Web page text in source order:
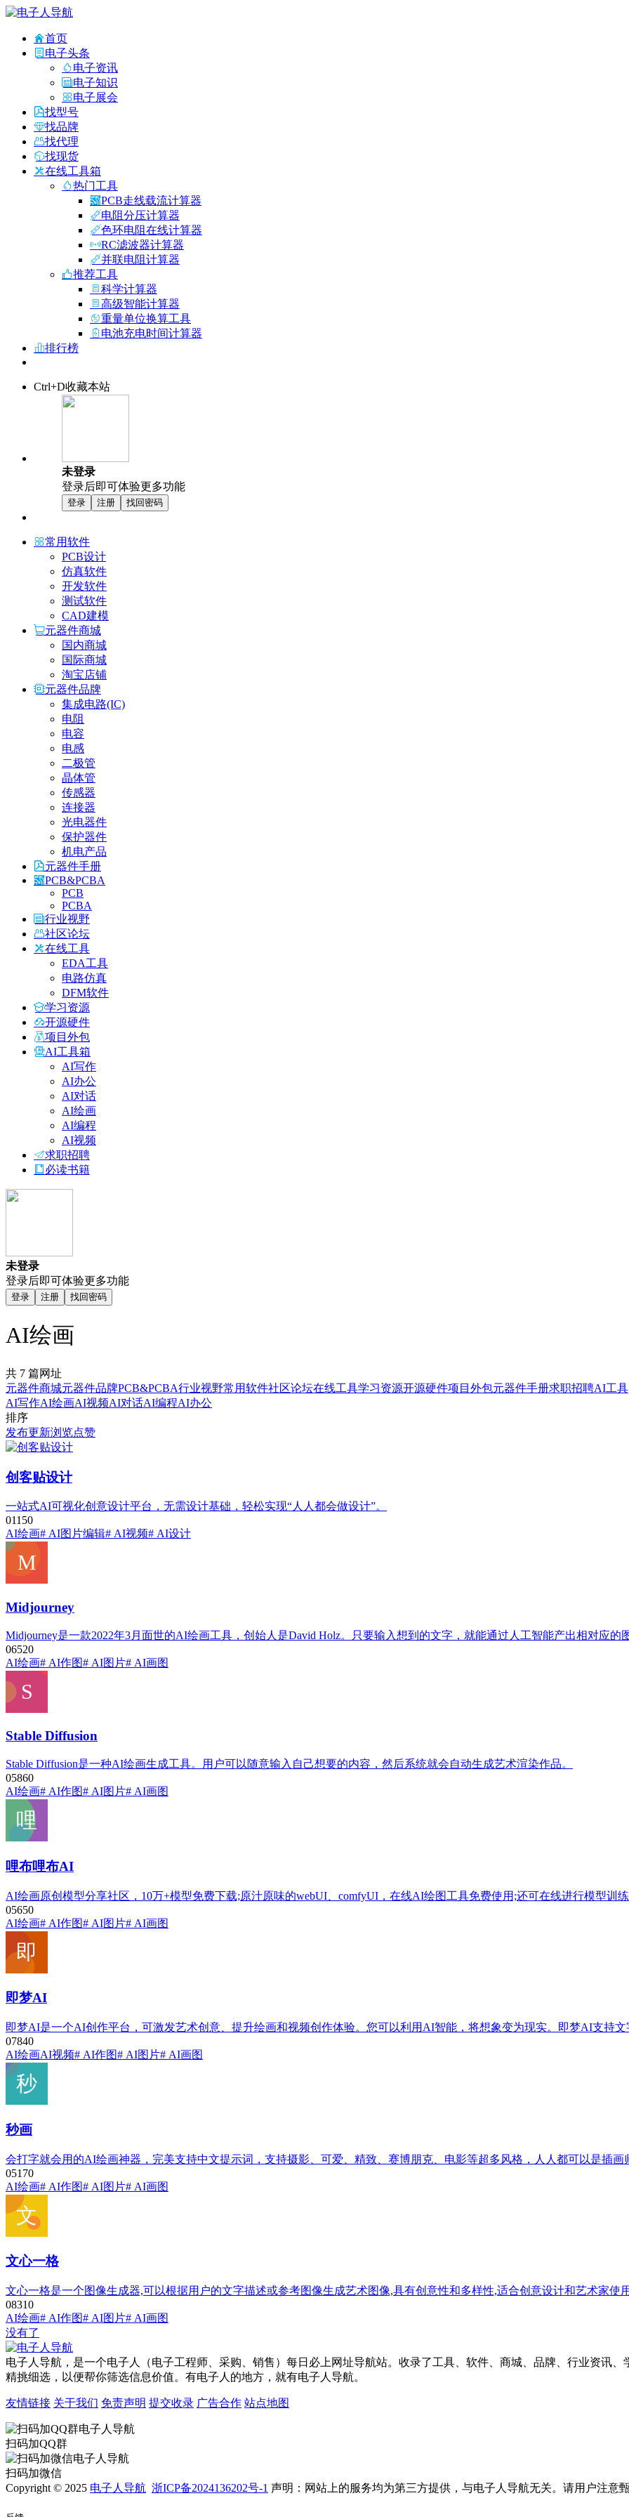
首页
电子头条
电子资讯
电子知识
电子展会
找型号
找品牌
找代理
找现货
在线工具箱
热门工具
PCB走线载流计算器
电阻分压计算器
色环电阻在线计算器
RC滤波器计算器
并联电阻计算器
推荐工具
科学计算器
高级智能计算器
重量单位换算工具
电池充电时间计算器
排行榜
Ctrl+D收藏本站
未登录
登录后即可体验更多功能
登录 注册 找回密码
常用软件
PCB设计
仿真软件
开发软件
测试软件
CAD建模
元器件商城
国内商城
国际商城
淘宝店铺
元器件品牌
集成电路(IC)
电阻
电容
电感
二极管
晶体管
传感器
连接器
光电器件
保护器件
机电产品
元器件手册
PCB&PCBA
PCB
PCBA
行业视野
社区论坛
在线工具
EDA工具
电路仿真
DFM软件
学习资源
开源硬件
项目外包
AI工具箱
AI写作
AI办公
AI对话
AI绘画
AI编程
AI视频
求职招聘
必读书籍
未登录
登录后即可体验更多功能
登录 注册 找回密码
AI绘画
共 7 篇网址
元器件商城元器件品牌PCB&PCBA行业视野常用软件社区论坛在线工具学习资源开源硬件项目外包元器件手册求职招聘AI工具
AI写作AI绘画AI视频AI对话AI编程AI办公
排序
发布更新浏览点赞
创客贴设计
一站式AI可视化创意设计平台，无需设计基础，轻松实现“人人都会做设计”。
01150
AI绘画# AI图片编辑# AI视频# AI设计
Midjourney
Midjourney是一款2022年3月面世的AI绘画工具，创始人是David Holz。只要输入想到的文字，就能通过人工智能产出相对应的
06520
AI绘画# AI作图# AI图片# AI画图
Stable Diffusion
Stable Diffusion是一种AI绘画生成工具。用户可以随意输入自己想要的内容，然后系统就会自动生成艺术渲染作品。
05860
AI绘画# AI作图# AI图片# AI画图
哩布哩布AI
AI绘画原创模型分享社区，10万+模型免费下载;原汁原味的webUI、comfyUI，在线AI绘图工具免费使用;还可在线进行模型训
05650
AI绘画# AI作图# AI图片# AI画图
即梦AI
即梦AI是一个AI创作平台，可激发艺术创意、提升绘画和视频创作体验。您可以利用AI智能，将想象变为现实。即梦AI支持
07840
AI绘画AI视频# AI作图# AI图片# AI画图
秒画
会打字就会用的AI绘画神器，完美支持中文提示词，支持摄影、可爱、精致、赛博朋克、电影等超多风格，人人都可以是插画
05170
AI绘画# AI作图# AI图片# AI画图
文心一格
文心一格是一个图像生成器,可以根据用户的文字描述或参考图像生成艺术图像,具有创意性和多样性,适合创意设计和艺术家使用
08310
AI绘画# AI作图# AI图片# AI画图
没有了
电子人导航，是一个电子人（电子工程师、采购、销售）每日必上网址导航站。收录了工具、软件、商城、品牌、行业资讯
精挑细选，以便帮你筛选信息价值。有电子人的地方，就有电子人导航。
友情链接 关于我们 免责声明 提交收录 广告合作 站点地图
扫码加QQ群
扫码加微信
Copyright © 2025 电子人导航 浙ICP备2024136202号-1 声明：网站上的服务均为第三方提供，与电子人导航无关。请用户注意